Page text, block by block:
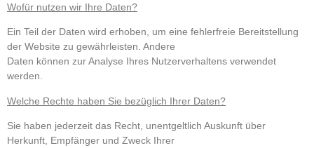
Wofür nutzen wir Ihre Daten?
Ein Teil der Daten wird erhoben, um eine fehlerfreie Bereitstellung
der Website zu gewährleisten. Andere
Daten können zur Analyse Ihres Nutzerverhaltens verwendet
werden.
Welche Rechte haben Sie bezüglich Ihrer Daten?
Sie haben jederzeit das Recht, unentgeltlich Auskunft über
Herkunft, Empfänger und Zweck Ihrer